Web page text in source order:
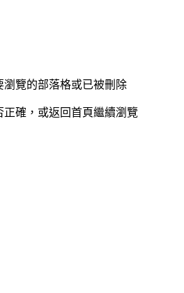
瀏覽的部落格或已被刪除
確，或返回首頁繼續瀏覽